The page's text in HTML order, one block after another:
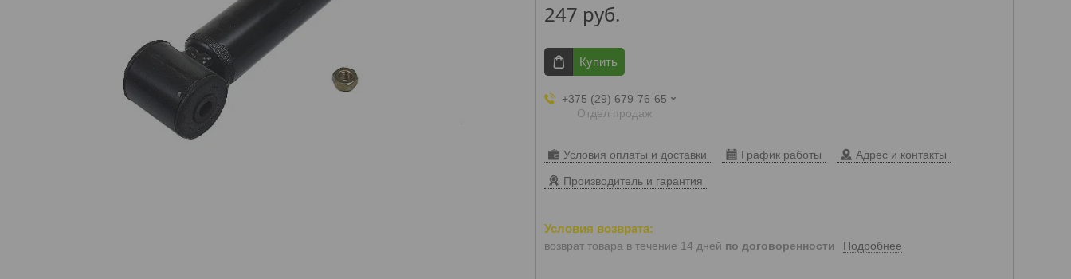
247 руб.
Купить
+375 (29) 679-76-65
Отдел продаж
Условия оплаты и доставки График работы Адрес и контакты
Производитель и гарантия
возврат товара в течение 14 дней по договоренности Подробнее